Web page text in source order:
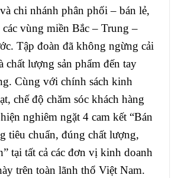
chi nhánh phân phối – bán lẻ,
vùng miền Bắc – Trung –
Tập đoàn đã không ngừng cải
chất lượng sản phẩm đến tay
Cùng với chính sách kinh
chế độ chăm sóc khách hàng
nghiêm ngặt 4 cam kết “Bán
tiêu chuẩn, đúng chất lượng,
tại tất cả các đơn vị kinh doanh
trên toàn lãnh thổ Việt Nam.